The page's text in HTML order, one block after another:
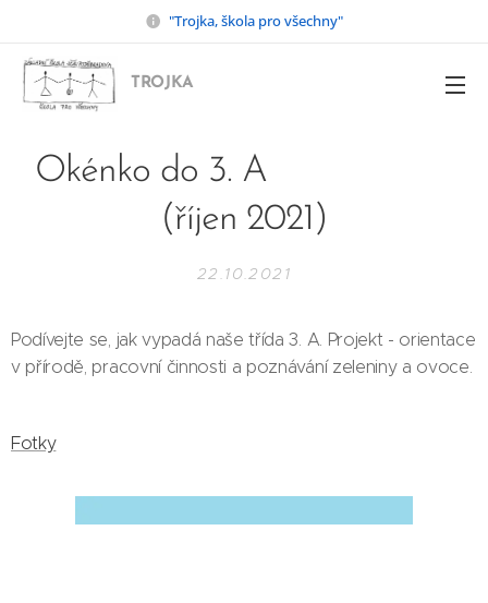
"Trojka, škola pro všechny"
TROJKA
Okénko do 3. A
(říjen 2021)
22.10.2021
Podívejte se, jak vypadá naše třída 3. A. Projekt - orientace
v přírodě, pracovní činnosti a poznávání zeleniny a ovoce.
Fotky